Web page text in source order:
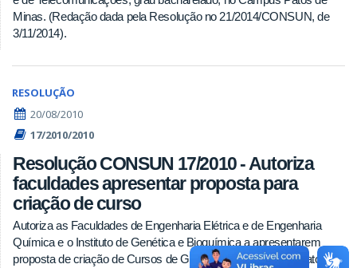
Minas. (Redação dada pela Resolução no 21/2014/CONSUN, de
3/11/2014).
RESOLUÇÃO
20/08/2010
17/2010/2010
Resolução CONSUN 17/2010 - Autoriza
faculdades apresentar proposta para
criação de curso
Autoriza as Faculdades de Engenharia Elétrica e de Engenharia
Química e o Instituto de Genética e Bioquímica a apresentarem
proposta de criação de Cursos de Graduação no Campus Patos de